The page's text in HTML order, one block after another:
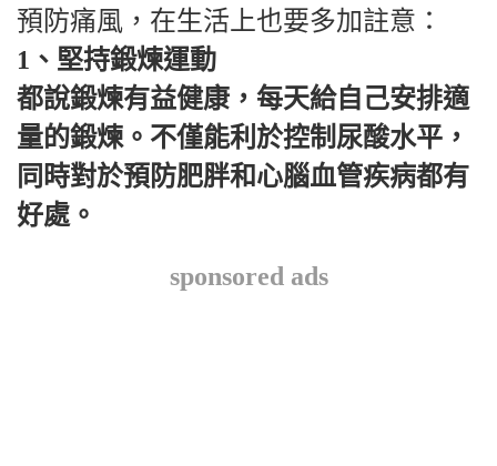
預防痛風，在生活上也要多加註意：
1、堅持鍛煉運動
都說鍛煉有益健康，每天給自己安排適
量的鍛煉。不僅能利於控制尿酸水平，
同時對於預防肥胖和心腦血管疾病都有
好處。
sponsored ads